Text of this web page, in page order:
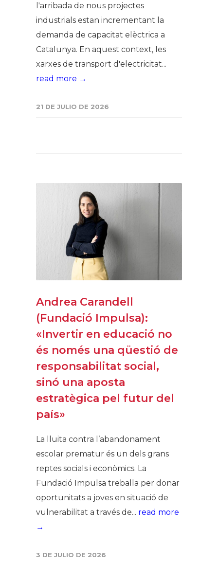
l'arribada de nous projectes
industrials estan incrementant la
demanda de capacitat elèctrica a
Catalunya. En aquest context, les
xarxes de transport d'electricitat...
read more →
21 DE JULIO DE 2026
Andrea Carandell
(Fundació Impulsa):
«Invertir en educació no
és només una qüestió de
responsabilitat social,
sinó una aposta
estratègica pel futur del
país»
La lluita contra l’abandonament
escolar prematur és un dels grans
reptes socials i econòmics. La
Fundació Impulsa treballa per donar
oportunitats a joves en situació de
vulnerabilitat a través de... read more
→
3 DE JULIO DE 2026